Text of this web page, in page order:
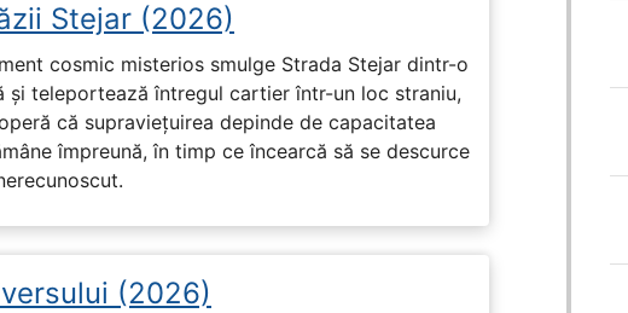
Stejar (2026)
cosmic misterios smulge Strada Stejar dintr-o
și teleportează întregul cartier într-un loc straniu,
că supraviețuirea depinde de capacitatea
împreună, în timp ce încearcă să se descurce
(2026)